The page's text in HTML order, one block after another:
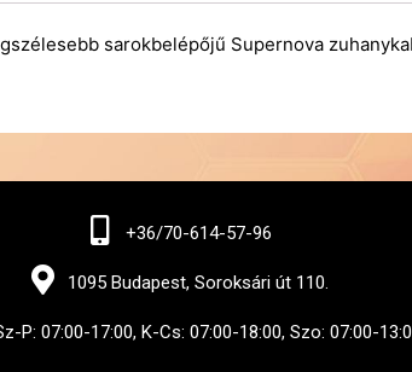
sarokbelépőjű Supernova
+36/70-614-57-96
1095 Budapest, Soroksári út 110.
P: 07:00-17:00, K-Cs: 07:00-18:00, Szo: 07:00-